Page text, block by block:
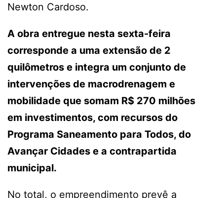
Newton Cardoso.
A obra entregue nesta sexta-feira
corresponde a uma extensão de 2
quilômetros e integra um conjunto de
intervenções de macrodrenagem e
mobilidade que somam R$ 270 milhões
em investimentos, com recursos do
Programa Saneamento para Todos, do
Avançar Cidades e a contrapartida
municipal.
No total, o empreendimento prevê a